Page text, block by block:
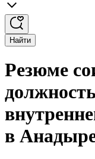
Найти
Резюме
в